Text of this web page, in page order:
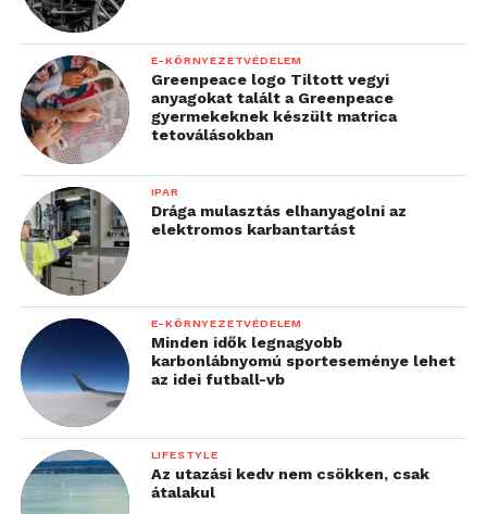
mint fél watt. Ekkora
teljesítményt vesz fel az
autó indítás után, amíg
nem megy a hajtás. Ezen
az értéken sokat már
nem tudunk csökkenteni,
ezért úgy döntöttünk, az
idei évben az autó
üzembiztonságát és
megbízhatóságát
növeljük”
– fektette le az elektronikai részleg fejlesztéseinek
idei irányát Kecskeméti István részlegvezető.
E-KÖRNYEZETVÉDELEM
Greenpeace logo Tiltott vegyi
anyagokat talált a Greenpeace
gyermekeknek készült matrica
tetoválásokban
IPAR
Drága mulasztás elhanyagolni az
elektromos karbantartást
E-KÖRNYEZETVÉDELEM
Minden idők legnagyobb
karbonlábnyomú sporteseménye lehet
az idei futball-vb
LIFESTYLE
Az utazási kedv nem csökken, csak
átalakul